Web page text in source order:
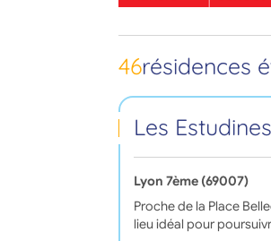
46résidences
Les
Lyon 7ème (69007)
Proche de la Place
lieu idéal pour